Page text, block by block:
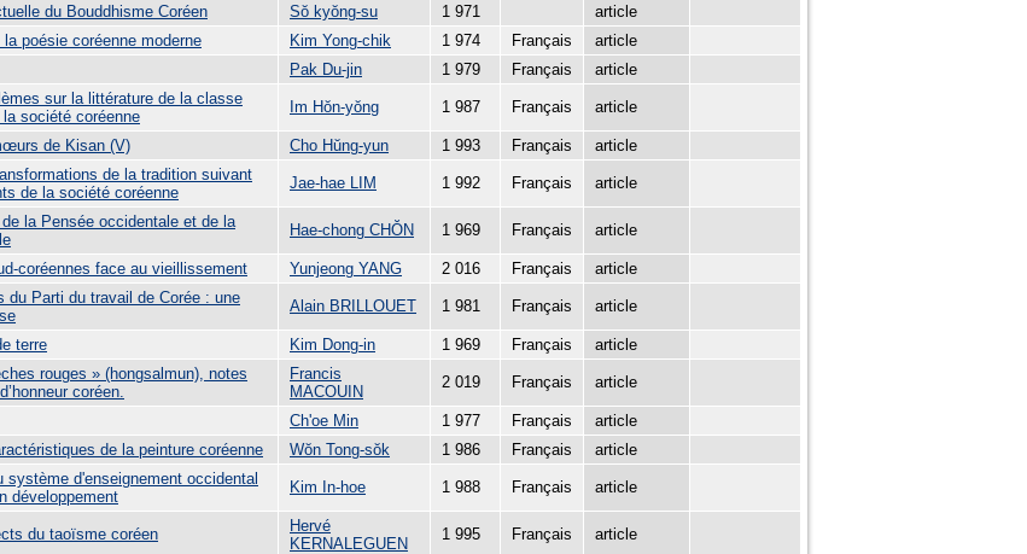
du Bouddhisme Coréen Sŏ kyŏng-su 1 971
article
la poésie coréenne moderne
Kim Yong-chik 1 974 Français
article
Pak Du-jin 1 979 Français
article
sur la littérature de la classe
société coréenne
Im Hŏn-yŏng 1 987 Français article
de Kisan (V) Cho Hŭng-yun 1 993 Français
article
de la tradition suivant
de la société coréenne
Jae-hae LIM 1 992 Français article
de la Pensée occidentale et de la
Hae-chong CHŎN 1 969 Français article
coréennes face au vieillissement Yunjeong YANG 2 016 Français
article
du Parti du travail de Corée : une
Alain BRILLOUET 1 981 Français article
terre Kim Dong-in 1 969 Français
article
rouges » (hongsalmun), notes
coréen.
Francis
MACOUIN
2 019 Français article
Ch'oe Min 1 977 Français
article
de la peinture coréenne
Wŏn Tong-sŏk 1 986 Français
article
système d'enseignement occidental
développement
Kim In-hoe 1 988 Français article
du taoïsme coréen
Hervé
KERNALEGUEN
1 995 Français article